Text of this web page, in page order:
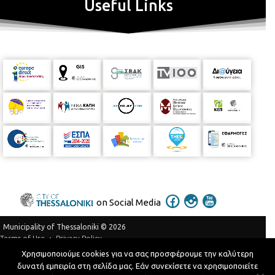
Useful Links
on Social Media
Municipality of Thessaloniki © 2026
Terms of Use
Privacy Policy
Telephone Catalog
Χρησιμοποιούμε cookies για να σας προσφέρουμε την καλύτερη
δυνατή εμπειρία στη σελίδα μας. Εάν συνεχίσετε να χρησιμοποιείτε